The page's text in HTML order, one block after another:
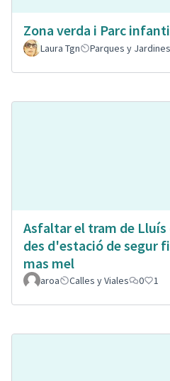
Zona verda i Parc
Laura Tgn
Parques y
Asfaltar el tram de Lluís
des d'estació de segur
mas mel
aroa Calles y Viales 0 1